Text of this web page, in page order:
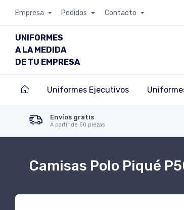
Empresa Pedidos Contacto
UNIFORMES
A LA MEDIDA
DE TU EMPRESA
Uniformes Ejecutivos
Envíos gratis
A partir de 50 piezas
Camisas Polo Piqué